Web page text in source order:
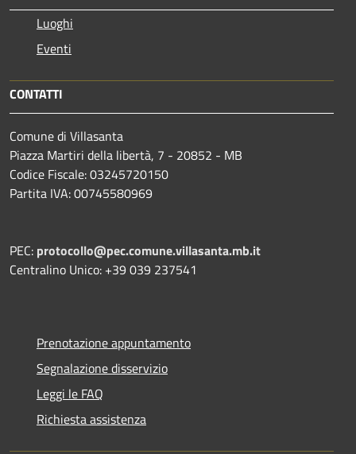
Luoghi
Eventi
CONTATTI
Comune di Villasanta
Piazza Martiri della libertà, 7 - 20852 - MB
Codice Fiscale: 03245720150
Partita IVA: 00745580969
PEC: protocollo@pec.comune.villasanta.mb.it
Centralino Unico: +39 039 237541
Prenotazione appuntamento
Segnalazione disservizio
Leggi le FAQ
Richiesta assistenza